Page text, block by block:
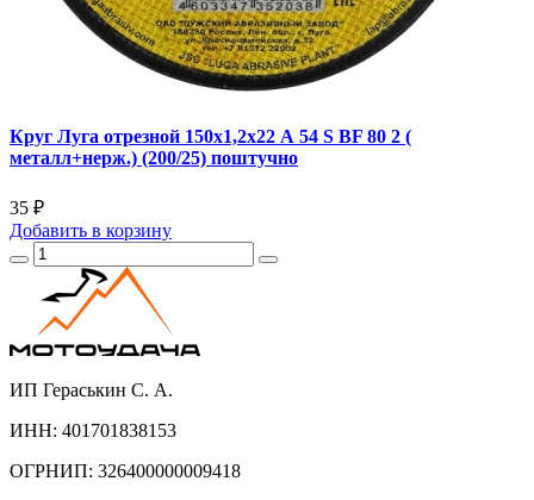
Круг Луга отрезной 150х1,2х22 А 54 S BF 80 2 (
металл+нерж.) (200/25) поштучно
35 ₽
Добавить в корзину
ИП Гераськин С. А.
ИНН: 401701838153
ОГРНИП: 326400000009418